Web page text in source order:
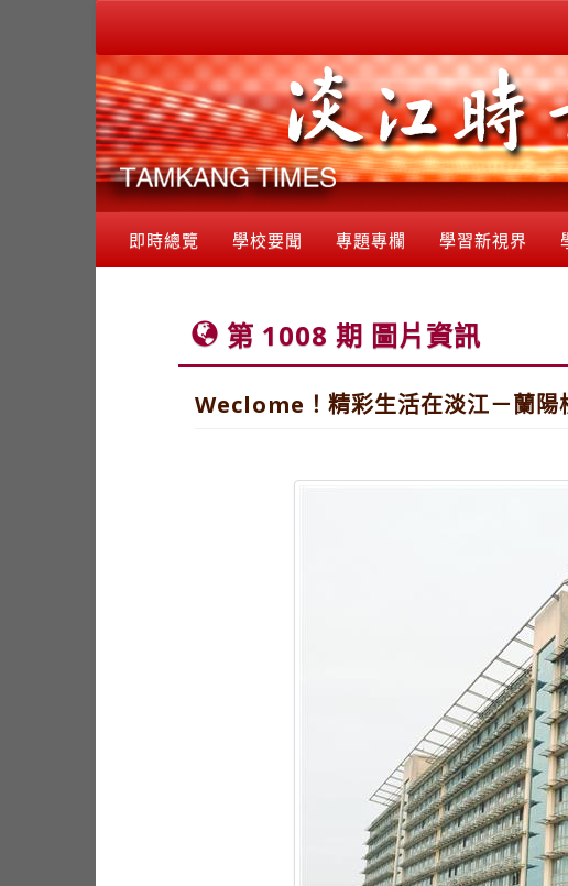
即時總覽 學校要聞 專題專欄 學習新視界
第 1008 期 圖片資訊
Weclome！精彩生活在淡江－蘭陽